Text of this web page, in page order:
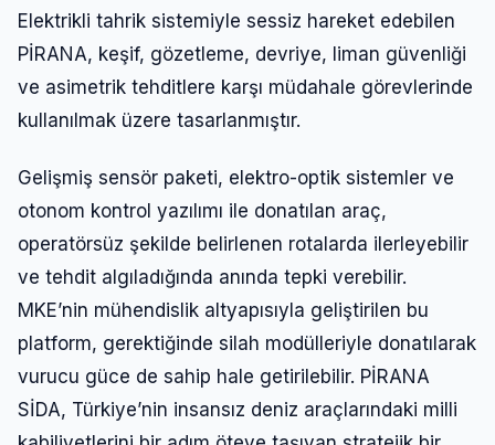
Elektrikli tahrik sistemiyle sessiz hareket edebilen
PİRANA, keşif, gözetleme, devriye, liman güvenliği
ve asimetrik tehditlere karşı müdahale görevlerinde
kullanılmak üzere tasarlanmıştır.
Gelişmiş sensör paketi, elektro-optik sistemler ve
otonom kontrol yazılımı ile donatılan araç,
operatörsüz şekilde belirlenen rotalarda ilerleyebilir
ve tehdit algıladığında anında tepki verebilir.
MKE’nin mühendislik altyapısıyla geliştirilen bu
platform, gerektiğinde silah modülleriyle donatılarak
vurucu güce de sahip hale getirilebilir. PİRANA
SİDA, Türkiye’nin insansız deniz araçlarındaki milli